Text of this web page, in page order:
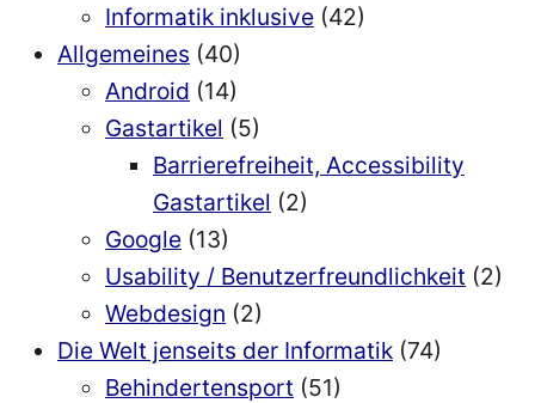
Informatik inklusive (42)
Allgemeines (40)
Android (14)
Gastartikel (5)
Barrierefreiheit, Accessibility
Gastartikel (2)
Google (13)
Usability / Benutzerfreundlichkeit (2)
Webdesign (2)
Die Welt jenseits der Informatik (74)
Behindertensport (51)